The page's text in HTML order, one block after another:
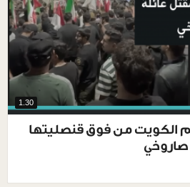
1.30
الكويت من فوق قنصليتها